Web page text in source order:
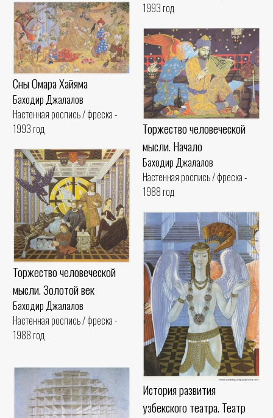
1993 год
Сны Омара Хайяма
Баходир Джалалов
Настенная роспись / фреска -
1993 год
Торжество человеческой
мысли. Начало
Баходир Джалалов
Настенная роспись / фреска -
1988 год
Торжество человеческой
мысли. Золотой век
Баходир Джалалов
Настенная роспись / фреска -
1988 год
История развития
узбекского театра. Театр